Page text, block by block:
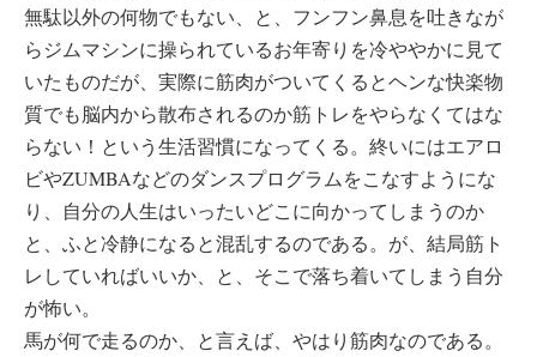
無駄以外の何物でもない、と、フンフン鼻息を吐きなが
らジムマシンに操られているお年寄りを冷ややかに見て
いたものだが、実際に筋肉がついてくるとヘンな快楽物
質でも脳内から散布されるのか筋トレをやらなくてはな
らない！という生活習慣になってくる。終いにはエアロ
ビやZUMBAなどのダンスプログラムをこなすようにな
り、自分の人生はいったいどこに向かってしまうのか
と、ふと冷静になると混乱するのである。が、結局筋ト
レしていればいいか、と、そこで落ち着いてしまう自分
が怖い。
馬が何で走るのか、と言えば、やはり筋肉なのである。